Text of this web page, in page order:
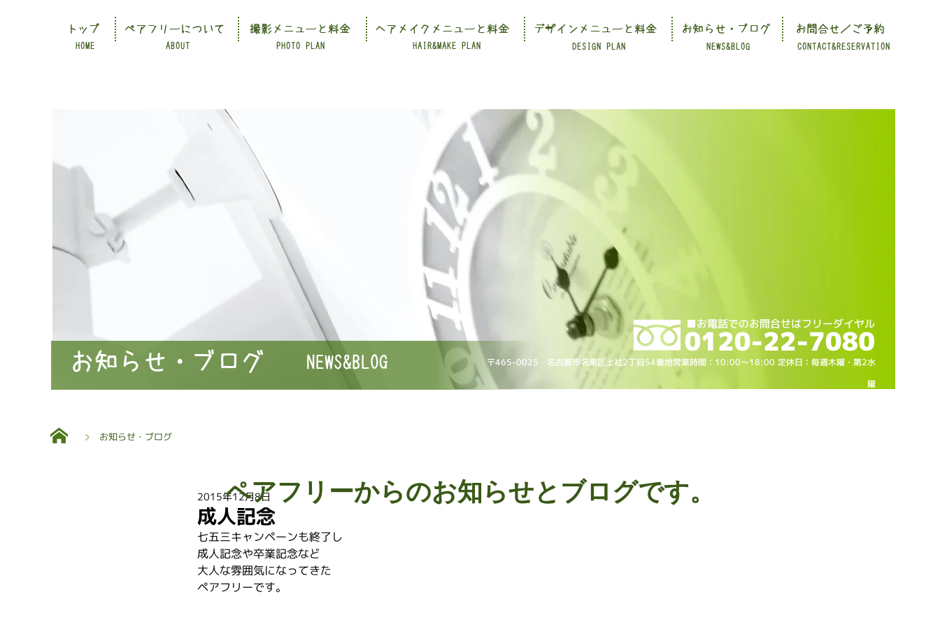
CONTACT&RESERVATION
HOME ABOUT PHOTO PLAN HAIR&MAKE PLAN DESIGN PLAN NEWS&BLOG
トップ ペアフリーについて 撮影メニューと料金 ヘアメイクメニューと料金 デザインメニューと料金 お知らせ・ブログ お問合せ／ご予約
〒465-0025 名古屋市名東区上社2丁目54番地営業時間：10:00～18:00 定休日：毎週木曜・第2水
曜
NEWS&BLOG
お知らせ・ブログ
お知らせ・ブログ
成人記念
2015年12月8日
七五三キャンペーンも終了し
成人記念や卒業記念など
大人な雰囲気になってきた
ペアフリーです。
ペアフリーからのお知らせとブログです。